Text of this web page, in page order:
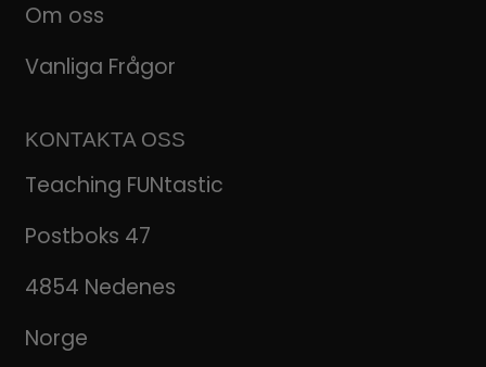
Om oss
Vanliga Frågor
KONTAKTA OSS
Teaching FUNtastic
Postboks 47
4854 Nedenes
Norge